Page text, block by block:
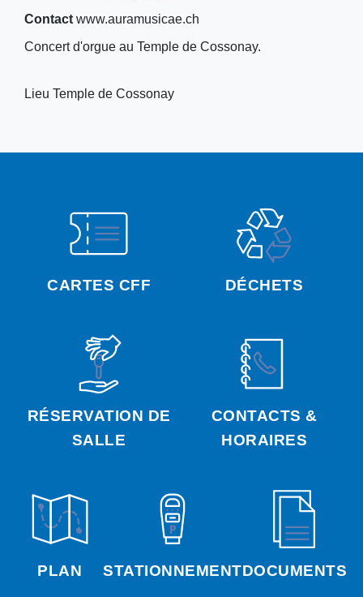
CARTES CFF DÉCHETS
RÉSERVATION DE
SALLE
CONTACTS &
HORAIRES
PLAN STATIONNEMENTDOCUMENTS
Contact www.auramusicae.ch
Concert d'orgue au Temple de Cossonay.
Lieu Temple de Cossonay